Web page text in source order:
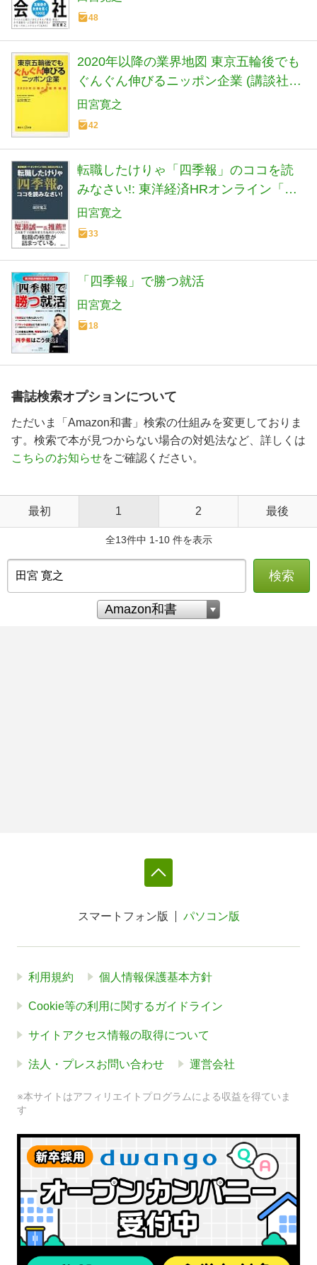
48
2020年以降の業界地図 東京五輪後でも
ぐんぐん伸びるニッポン企業 (講談社+α
新書 728-3C)
田宮寛之
42
転職したけりゃ「四季報」のココを読
みなさい!: 東洋経済HRオンライン「現
役」編集長が教える
田宮寛之
33
「四季報」で勝つ就活
田宮寛之
18
書誌検索オプションについて
ただいま「Amazon和書」検索の仕組みを変更しておりま
す。検索で本が見つからない場合の対処法など、詳しくは
こちらのお知らせをご確認ください。
最初 1 2 最後
全13件中 1-10 件を表示
検索
スマートフォン版 パソコン版
利用規約 個人情報保護基本方針
Cookie等の利用に関するガイドライン
サイトアクセス情報の取得について
法人・プレスお問い合わせ 運営会社
※本サイトはアフィリエイトプログラムによる収益を得ていま
す